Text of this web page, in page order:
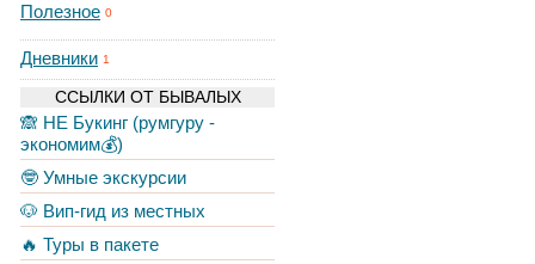
Полезное 0
Дневники 1
ССЫЛКИ ОТ БЫВАЛЫХ
🙈 НЕ Букинг (румгуру -
экономим💰)
🤓 Умные экскурсии
🐶 Вип-гид из местных
🔥 Туры в пакете